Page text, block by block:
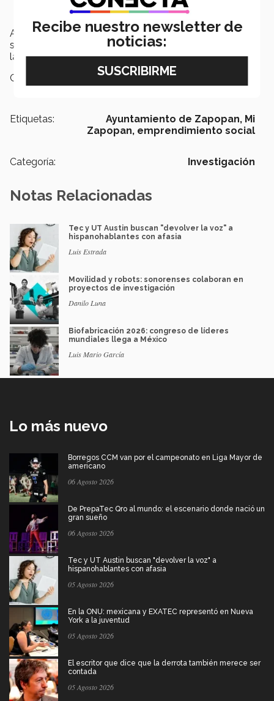
A través de estas acciones los estudiantes crean y dan
soluciones activas que generan un impacto positivo en
la sociedad.
Campus:
Etiquetas: Ayuntamiento de Zapopan, Mi
Zapopan, emprendimiento social
Categoría: Investigación
Notas Relacionadas
Tec y UT Austin buscan "devolver la voz" a
hispanohablantes con afasia
Luis Estrada
Movilidad y robots: sonorenses colaboran en
proyectos de investigación
Danilo Luna
Biofabricación 2026: congreso de líderes
mundiales llega a México
Luis Mario García
Lo más nuevo
Borregos CCM van por el campeonato en Liga Mayor de
americano
06 Agosto 2026
De PrepaTec Qro al mundo: el escenario donde nació un
gran sueño
06 Agosto 2026
Tec y UT Austin buscan "devolver la voz" a
hispanohablantes con afasia
05 Agosto 2026
En la ONU: mexicana y EXATEC representó en Nueva
York a la juventud
05 Agosto 2026
El escritor que dice que la derrota también merece ser
contada
05 Agosto 2026
Recibe nuestro newsletter de
noticias: